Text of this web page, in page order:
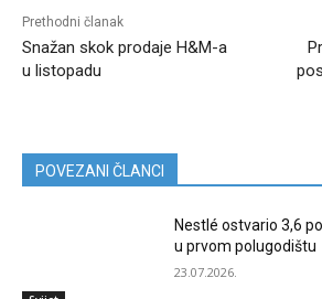
Prethodni članak
Snažan skok prodaje H&M-a
u listopadu
POVEZANI ČLANCI
Nestlé ostvario 3,6
u prvom polugodištu
23.07.2026.